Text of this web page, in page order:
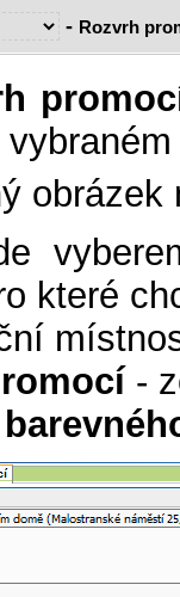
- Rozvrh
které
-